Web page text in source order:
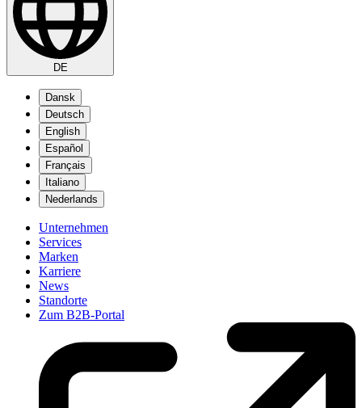
DE
Dansk
Deutsch
English
Español
Français
Italiano
Nederlands
Unternehmen
Services
Marken
Karriere
News
Standorte
Zum B2B-Portal